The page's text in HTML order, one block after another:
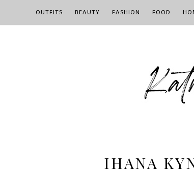
OUTFITS BEAUTY FASHION FOOD
IHANA